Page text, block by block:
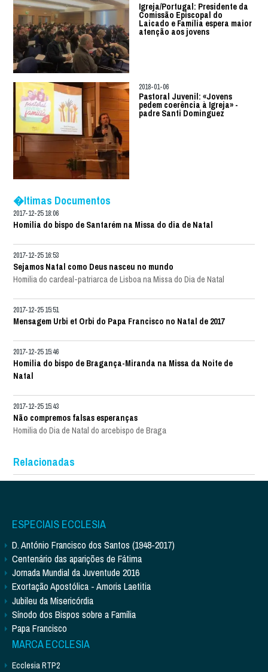
Igreja/Portugal: Presidente da
Comissão Episcopal do
Laicado e Família espera maior
atenção aos jovens
2018-01-06
Pastoral Juvenil: «Jovens
pedem coerência à Igreja» -
padre Santi Dominguez
�ltimas Documentos
2017-12-25 18:06
Homilia do bispo de Santarém na Missa do dia de Natal
2017-12-25 16:53
Sejamos Natal como Deus nasceu no mundo
Homilia do cardeal-patriarca de Lisboa na Missa do Dia de Natal
2017-12-25 15:51
Mensagem Urbi et Orbi do Papa Francisco no Natal de 2017
2017-12-25 15:46
Homilia do bispo de Bragança-Miranda na Missa da Noite de
Natal
2017-12-25 15:43
Não compremos falsas esperanças
Homilia do Dia de Natal do arcebispo de Braga
Relacionadas
ESPECIAIS ECCLESIA
D. António Francisco dos Santos (1948-2017)
Centenário das aparições de Fátima
Jornada Mundial da Juventude 2016
Exortação Apostólica - Amoris Laetitia
Jubileu da Misericórdia
Sínodo dos Bispos sobre a Família
Papa Francisco
MARCA ECCLESIA
Ecclesia RTP2